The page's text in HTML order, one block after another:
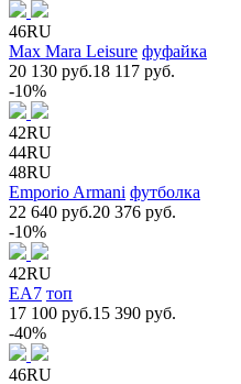
46RU
Max Mara Leisure фуфайка
20 130 руб.18 117 руб.
-10%
42RU
44RU
48RU
Emporio Armani футболка
22 640 руб.20 376 руб.
-10%
42RU
EA7 топ
17 100 руб.15 390 руб.
-40%
46RU